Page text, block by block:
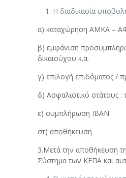
Η διαδικασία
α) καταχώρηση ΑΜΚΑ –
β) εμφάνιση
δικαιούχου κ.α.
γ) επιλογή επιδόματος /
δ) Ασφαλιστικό στάτους
ε) συμπλήρωση IBAN
στ) αποθήκευση
3.Μετά την αποθήκευση
Σύστημα των ΚΕΠΑ και